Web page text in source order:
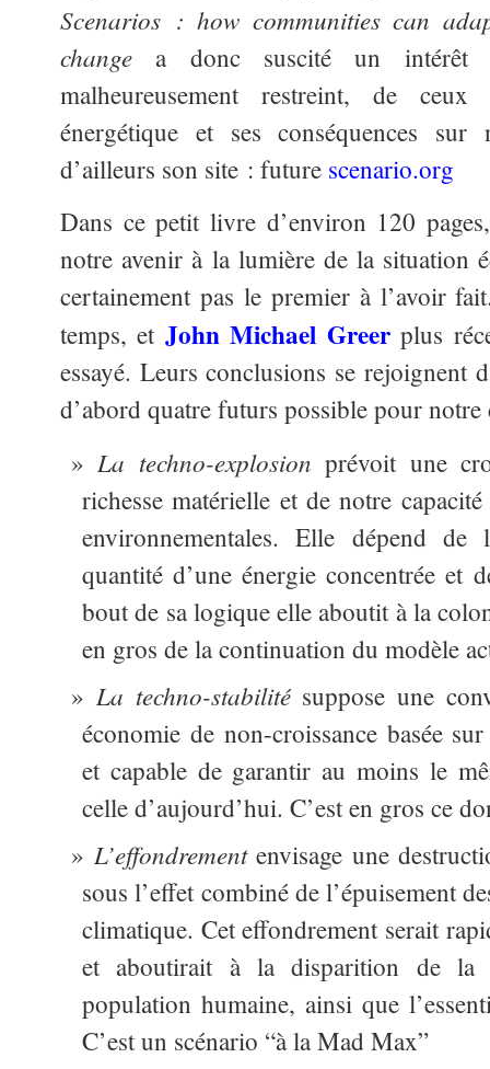
Scenarios : how communities can
change a donc suscité un
malheureusement restreint, de
énergétique et ses conséquences
d’ailleurs son site : future scenario.org
Dans ce petit livre d’environ 120
notre avenir à la lumière de la situation
certainement pas le premier à l’avoir
temps, et John Michael Greerplus
essayé. Leurs conclusions se rejoignent
d’abord quatre futurs possible pour
La techno-explosion prévoit une
richesse matérielle et de notre
environnementales. Elle dépend
quantité d’une énergie concentrée et
bout de sa logique elle aboutit à la
en gros de la continuation du modèle
La techno-stabilitésuppose une
économie de non-croissance basée
et capable de garantir au moins le
celle d’aujourd’hui. C’est en gros ce
L’effondrementenvisage une
sous l’effet combiné de l’épuisement
climatique. Cet effondrement serait
et aboutirait à la disparition de la
population humaine, ainsi que
C’est un scénario “à la Mad Max”